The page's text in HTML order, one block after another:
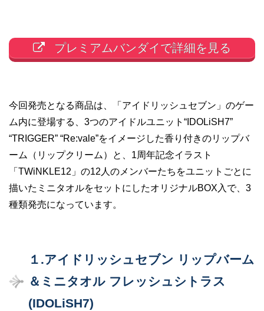
プレミアムバンダイで詳細を見る
今回発売となる商品は、「アイドリッシュセブン」のゲー
ム内に登場する、3つのアイドルユニット“IDOLiSH7”
“TRIGGER” “Re:vale”をイメージした香り付きのリップバ
ーム（リップクリーム）と、1周年記念イラスト
「TWiNKLE12」の12人のメンバーたちをユニットごとに
描いたミニタオルをセットにしたオリジナルBOX入で、3
種類発売になっています。
１.アイドリッシュセブン リップバーム
＆ミニタオル フレッシュシトラス
(IDOLiSH7)